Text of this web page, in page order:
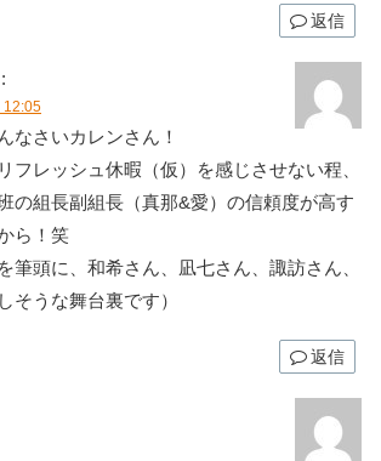
返信
12:05
なさいカレンさん！
フレッシュ休暇（仮）を感じさせない程、
の組長副組長（真那&愛）の信頼度が高す
ら！笑
筆頭に、和希さん、凪七さん、諏訪さん、
そうな舞台裏です）
返信